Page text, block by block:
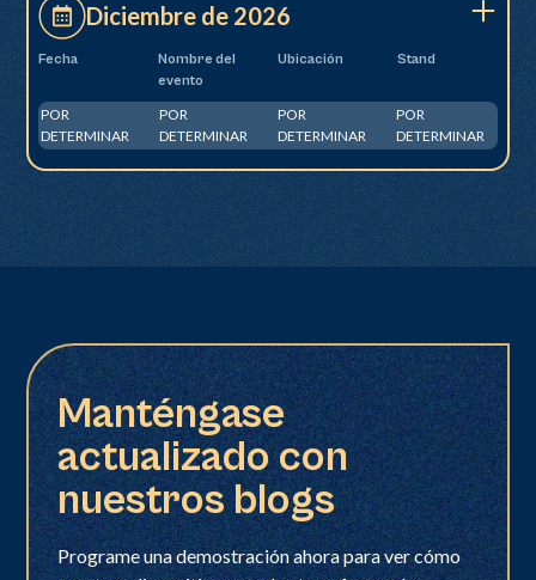
Diciembre de 2026
Fecha
Nombre del
evento
Ubicación Stand
POR
DETERMINAR
POR
DETERMINAR
POR
DETERMINAR
POR
DETERMINAR
Manténgase
actualizado con
nuestros blogs
Programe una demostración ahora para ver cómo